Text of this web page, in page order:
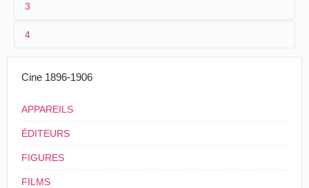
1
2
3
05/1902
20 m
4
Chili
3
4
Cine 1896-1906
APPAREILS
ÉDITEURS
FIGURES
FILMS